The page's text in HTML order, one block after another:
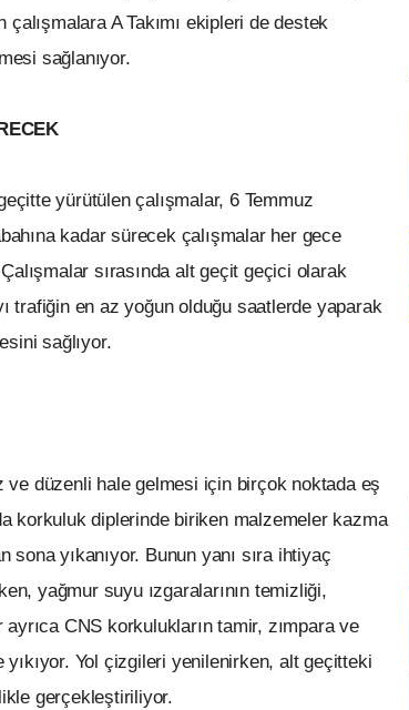
A Takımı ekipleri de destek
sağlanıyor.
yürütülen çalışmalar, 6 Temmuz
kadar sürecek çalışmalar her gece
sırasında alt geçit geçici olarak
trafiğin en az yoğun olduğu saatlerde yaparak
sağlıyor.
düzenli hale gelmesi için birçok noktada eş
korkuluk diplerinde biriken malzemeler kazma
yıkanıyor. Bunun yanı sıra ihtiyaç
yağmur suyu ızgaralarının temizliği,
CNS korkulukların tamir, zımpara ve
Yol çizgileri yenilenirken, alt geçitteki
gerçekleştiriliyor.